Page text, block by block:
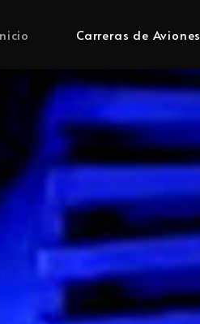
Carreras de Aviones